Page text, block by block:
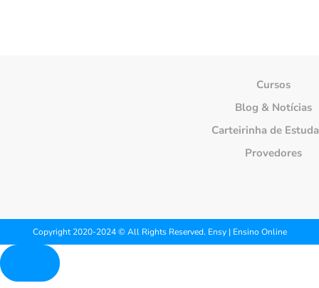
Cursos
Blog & Notícias
Carteirinha de
Provedores
Copyright 2020-2024 © All Rights Reserved. Ensy | Ensino Online